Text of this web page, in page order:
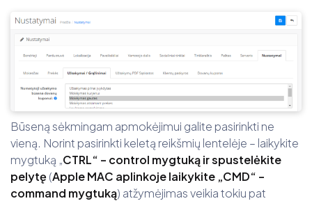
Būseną sėkmingam apmokėjimui galite pasirinkti ne
vieną. Norint pasirinkti keletą reikšmių lentelėje – laikykite
mygtuką „CTRL“ – control mygtuką ir spustelėkite
pelytę (Apple MAC aplinkoje laikykite „CMD“ –
command mygtuką) atžymėjimas veikia tokiu pat